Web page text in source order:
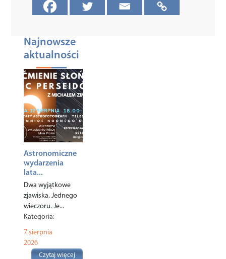
Najnowsze
aktualności
Astronomiczne
wydarzenia
lata...
Dwa wyjątkowe
zjawiska. Jednego
wieczoru. Je...
Kategoria:
Turystyka
7 sierpnia
2026
Czytaj więcej